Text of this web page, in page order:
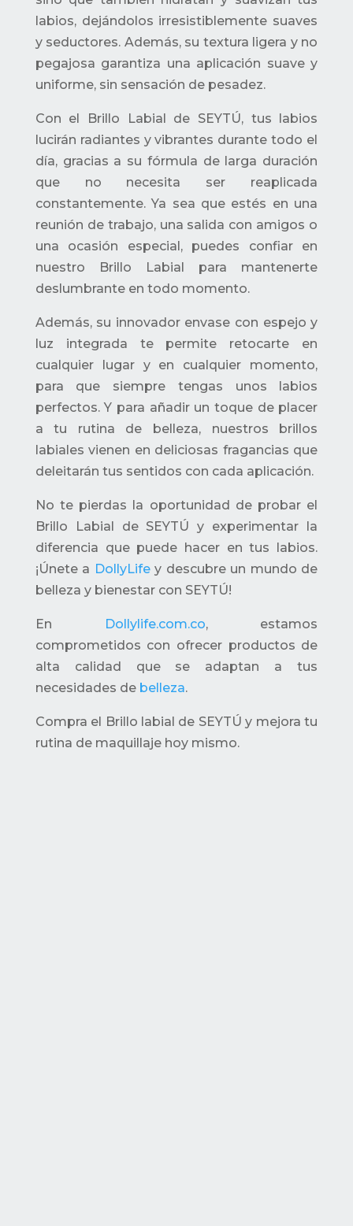
labios, dejándolos irresistiblemente suaves
y seductores. Además, su textura ligera y no
pegajosa garantiza una aplicación suave y
uniforme, sin sensación de pesadez.
Con el Brillo Labial de SEYTÚ, tus labios
lucirán radiantes y vibrantes durante todo el
día, gracias a su fórmula de larga duración
que no necesita ser reaplicada
constantemente. Ya sea que estés en una
reunión de trabajo, una salida con amigos o
una ocasión especial, puedes confiar en
nuestro Brillo Labial para mantenerte
deslumbrante en todo momento.
Además, su innovador envase con espejo y
luz integrada te permite retocarte en
cualquier lugar y en cualquier momento,
para que siempre tengas unos labios
perfectos. Y para añadir un toque de placer
a tu rutina de belleza, nuestros brillos
labiales vienen en deliciosas fragancias que
deleitarán tus sentidos con cada aplicación.
No te pierdas la oportunidad de probar el
Brillo Labial de SEYTÚ y experimentar la
diferencia que puede hacer en tus labios.
¡Únete a DollyLifey descubre un mundo de
belleza y bienestar con SEYTÚ!
En Dollylife.com.co, estamos
comprometidos con ofrecer productos de
alta calidad que se adaptan a tus
necesidades de belleza.
Compra el Brillo labial de SEYTÚ y mejora tu
rutina de maquillaje hoy mismo.